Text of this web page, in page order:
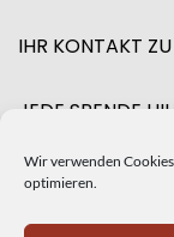
Wir verwenden
optimieren.
IHR KONTAKT
JEDE SPENDE
AKTUELLES
CRISTINA DE